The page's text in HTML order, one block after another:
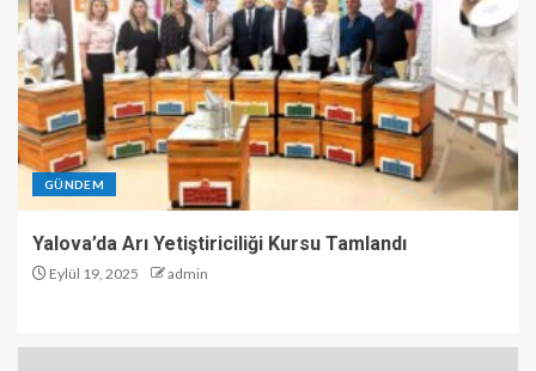
GÜNDEM
Yalova’da Arı Yetiştiriciliği Kursu Tamlandı
Eylül 19, 2025 admin